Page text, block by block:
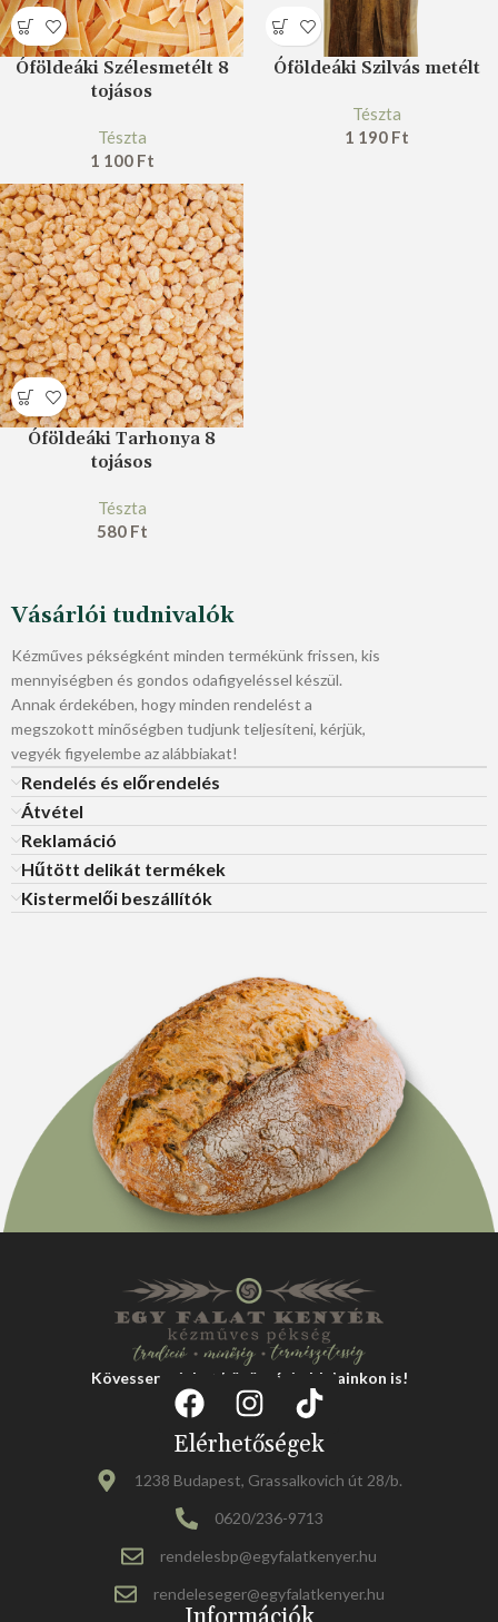
Óföldeáki Szélesmetélt 8
tojásos
Tészta
1 100 Ft
Óföldeáki Szilvás metélt
Tészta
1 190 Ft
Óföldeáki Tarhonya 8
tojásos
Tészta
580 Ft
Vásárlói tudnivalók
Kézműves pékségként minden termékünk frissen, kis
mennyiségben és gondos odafigyeléssel készül.
Annak érdekében, hogy minden rendelést a
megszokott minőségben tudjunk teljesíteni, kérjük,
vegyék figyelembe az alábbiakat!
Rendelés és előrendelés
Átvétel
Reklamáció
Hűtött delikát termékek
Kistermelői beszállítók
Kövessen minket közösségi oldalainkon is!
Elérhetőségek
1238 Budapest, Grassalkovich út 28/b.
0620/236-9713
rendelesbp@egyfalatkenyer.hu
rendeleseger@egyfalatkenyer.hu